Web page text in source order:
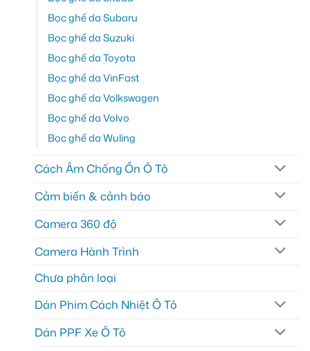
Bọc ghế da Subaru
Bọc ghế da Suzuki
Bọc ghế da Toyota
Bọc ghế da VinFast
Bọc ghế da Volkswagen
Bọc ghế da Volvo
Bọc ghế da Wuling
Cách Âm Chống Ồn Ô Tô
Cảm biến & cảnh báo
Camera 360 độ
Camera Hành Trình
Chưa phân loại
Dán Phim Cách Nhiệt Ô Tô
Dán PPF Xe Ô Tô